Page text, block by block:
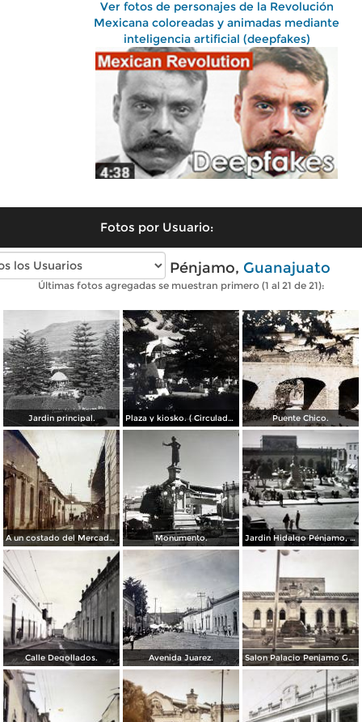
Ver fotos de personajes de la Revolución
Mexicana coloreadas y animadas mediante
inteligencia artificial (deepfakes)
Fotos por Usuario:
Fotos antiguas de Pénjamo, Guanajuato
Últimas fotos agregadas se muestran primero (1 al 21 de 21):
Jardin principal. Plaza y kiosko. ( Circulada el 12 de Mayo de 1953 ). Puente Chico.
A un costado del Mercado ( Circulada el 21 de Agosto de 1930 ). Monumento. Jardin Hidalgo Pénjamo, Guanajuato
Calle Degollados. Avenida Juarez. Salon Palacio Penjamo Guanajuato.